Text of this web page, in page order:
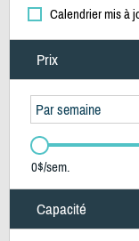
Calendrier mis à
Prix
Par semaine
0$/sem.
Capacité